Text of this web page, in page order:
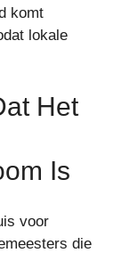
komt
lokale
Het
Is
voor
die